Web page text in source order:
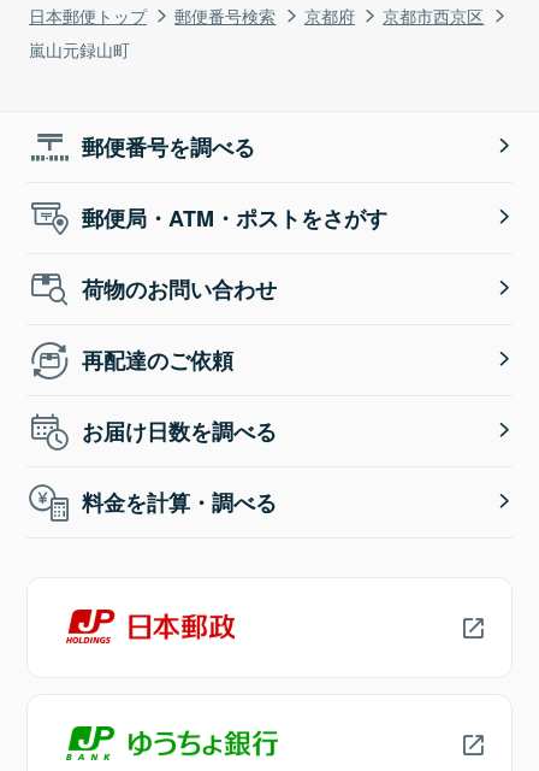
日本郵便トップ 郵便番号検索 京都府
京都市西京区
嵐山元録山町
郵便番号を調べる
郵便局・ATM・ポストをさがす
荷物のお問い合わせ
再配達のご依頼
お届け日数を調べる
料金を計算・調べる